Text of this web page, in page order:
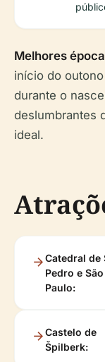
Melhores
início do
durante o
deslumbrantes
ideal.
Catedral de
Pedro e São
Paulo:
Castelo de
Špilberk: